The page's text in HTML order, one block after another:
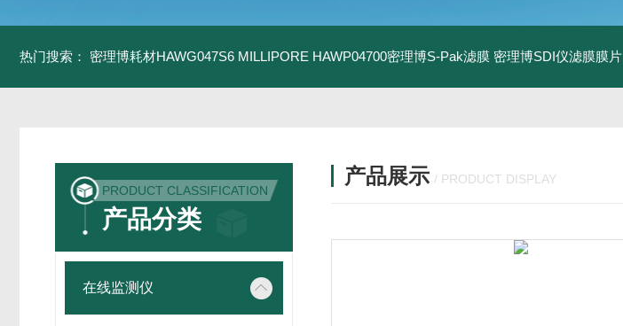
热门搜索： 密理博耗材HAWG047S6 MILLIPORE HAWP04700密理博S-Pak滤膜 密理博SDI仪滤膜膜片
PRODUCT CLASSIFICATION
产品分类
在线监测仪
产品展示 / PRODUCT DISPLAY